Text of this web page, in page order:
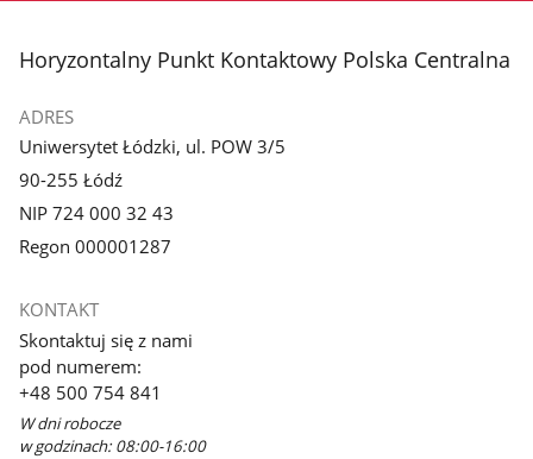
stopka
Horyzontalny Punkt Kontaktowy Polska Centralna
ADRES
Uniwersytet Łódzki, ul. POW 3/5
90-255 Łódź
NIP 724 000 32 43
Regon 000001287
KONTAKT
Skontaktuj się z nami
pod numerem:
+48 500 754 841
W dni robocze
w godzinach: 08:00-16:00